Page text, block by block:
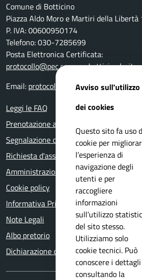
Comune di Botticino
Piazza Aldo Moro e Martiri della
P. IVA: 00600950174
Telefono: 030-7285699
Posta Elettronica Certificata:
protocollo@pec.comune.botticino.bs.it
Email: protocollo@comune.botticino.bs.it
Leggi le FAQ
Prenotazione appuntamento
Segnalazione disservizio
Richiesta d'assistenza
Amministrazione trasparente
Cookie policy
Informativa Privacy
Note Legali
Albo pretorio
Dichiarazione di accessibilità
Avviso sull'utilizzo
dei cookies
Questo sito fa uso
cookie per
l’esperienza di
navigazione degli
utenti e per
raccogliere
informazioni
sull’utilizzo
del sito stesso.
Utilizziamo solo
cookie tecnici. Può
conoscere i dettagli
consultando la